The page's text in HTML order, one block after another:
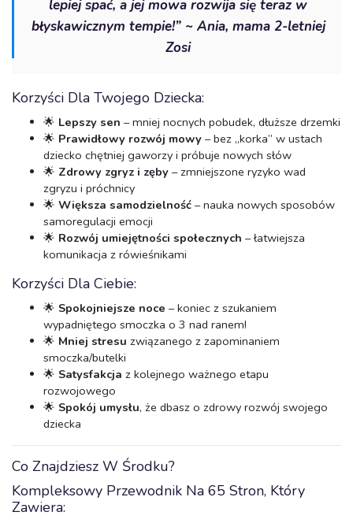
lepiej spać, a jej mowa rozwija się teraz w
błyskawicznym tempie!” ~ Ania, mama 2-letniej
Zosi
Korzyści Dla Twojego Dziecka:
🌟 Lepszy sen – mniej nocnych pobudek, dłuższe drzemki
🌟 Prawidłowy rozwój mowy – bez „korka” w ustach
dziecko chętniej gaworzy i próbuje nowych słów
🌟 Zdrowy zgryz i zęby – zmniejszone ryzyko wad
zgryzu i próchnicy
🌟 Większa samodzielność – nauka nowych sposobów
samoregulacji emocji
🌟 Rozwój umiejętności społecznych – łatwiejsza
komunikacja z rówieśnikami
Korzyści Dla Ciebie:
🌟 Spokojniejsze noce – koniec z szukaniem
wypadniętego smoczka o 3 nad ranem!
🌟 Mniej stresu związanego z zapominaniem
smoczka/butelki
🌟 Satysfakcja z kolejnego ważnego etapu
rozwojowego
🌟 Spokój umysłu, że dbasz o zdrowy rozwój swojego
dziecka
Co Znajdziesz W Środku?
Kompleksowy Przewodnik Na 65 Stron, Który
Zawiera: